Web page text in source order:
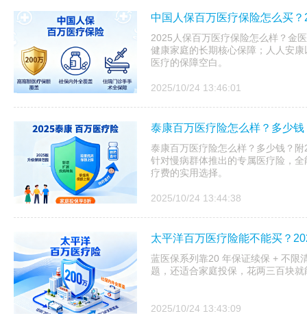
中国人保百万医疗保险怎么买
2025人保百万医疗保险怎么样？金
健康家庭的长期核心保障；人人安
医疗的保障空白。
2025/10/24 13:46:01
泰康百万医疗险怎么样？多少
泰康百万医疗险怎么样？多少钱？
针对慢病群体推出的专属医疗险，
疗费的实用选择。
2025/10/24 13:44:38
太平洋百万医疗险能不能买？
蓝医保系列靠20 年保证续保 + 不限
题，还适合家庭投保，花两三百块
2025/10/24 13:43:09